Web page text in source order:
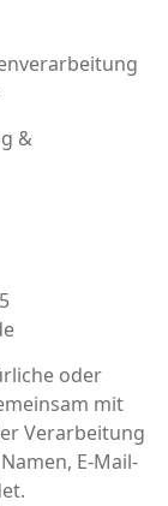
&
oder
mit
Verarbeitung
E-Mail-